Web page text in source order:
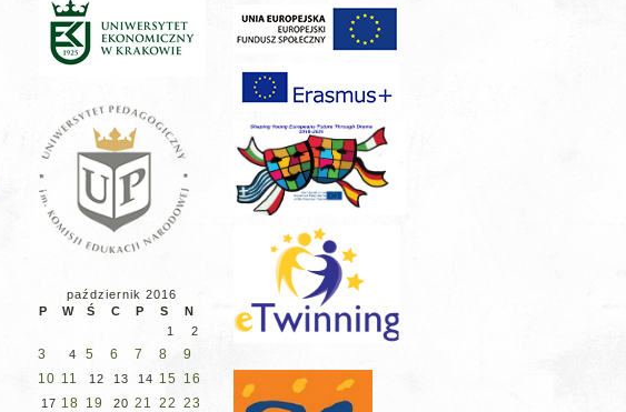
październik 2016
P
W Ś C P S
N
1
2
3 4 5 6 7 8
9
10 11 12 13 14 15 16
17 18 19 20 21 22 23